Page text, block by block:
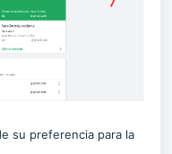
su preferencia para la